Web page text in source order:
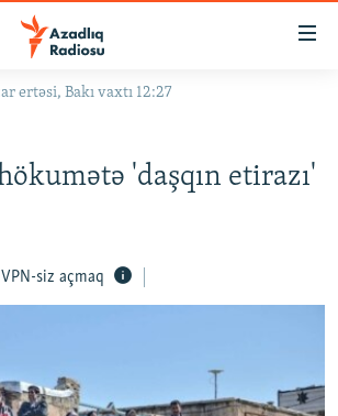
ertəsi, Bakı vaxtı 12:27
'daşqın etirazı'
VPN-siz açmaq